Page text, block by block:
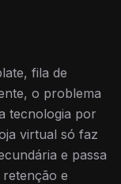
fila de
o problema
tecnologia por
virtual só faz
e passa
e